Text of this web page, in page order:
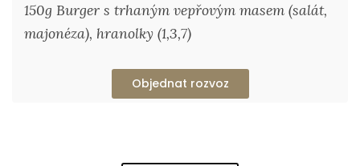
150g Burger s trhaným vepřovým masem (salát,
majonéza), hranolky (1,3,7)
Objednat rozvoz